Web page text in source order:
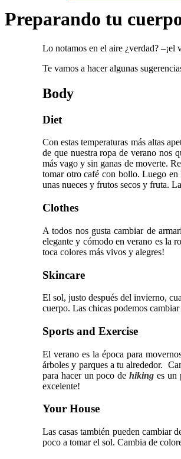
Preparando tu
Lo notamos en el aire ¿verdad? –¡el
Te vamos a hacer algunas
Body
Diet
Con estas temperaturas más altas
de que nuestra ropa de verano nos
más vago y sin ganas de moverte.
tomar otro café con bollo. Luego en
unas nueces y frutos secos y fruta.
Clothes
A todos nos gusta cambiar de
elegante y cómodo en verano es la
toca colores más vivos y alegres!
Skincare
El sol, justo después del invierno,
cuerpo. Las chicas podemos
Sports and Exercise
El verano es la época para
árboles y parques a tu alrededor.
para hacer un poco dehiking es un
excelente!
Your House
Las casas también pueden cambiar
poco a tomar el sol. Cambia de